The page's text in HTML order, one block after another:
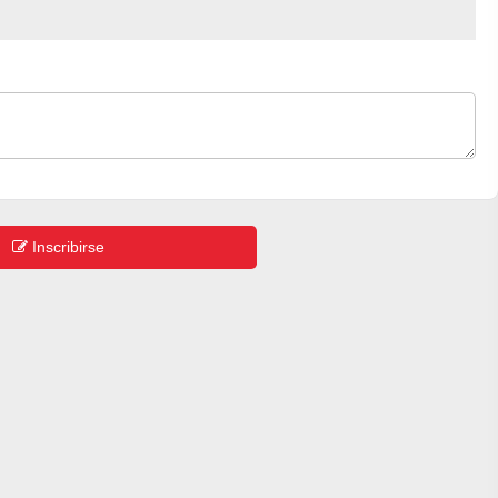
Inscribirse